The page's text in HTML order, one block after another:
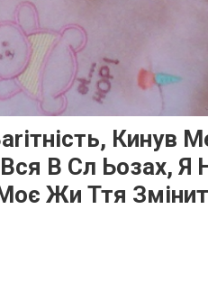
Кинув
В Сл Ьозах, Я
Жи Ття